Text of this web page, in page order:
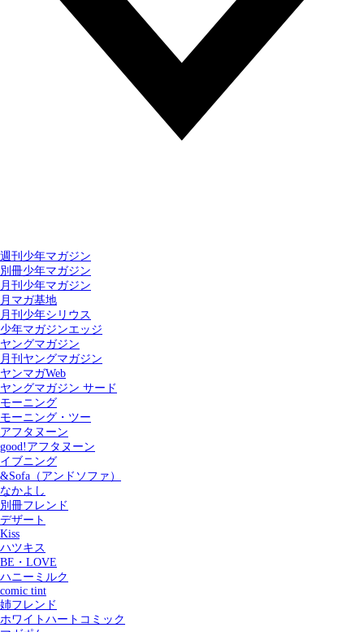
週刊少年マガジン
別冊少年マガジン
月刊少年マガジン
月マガ基地
月刊少年シリウス
少年マガジンエッジ
ヤングマガジン
月刊ヤングマガジン
ヤンマガWeb
ヤングマガジン サード
モーニング
モーニング・ツー
アフタヌーン
good!アフタヌーン
イブニング
&Sofa（アンドソファ）
なかよし
別冊フレンド
デザート
Kiss
ハツキス
BE・LOVE
ハニーミルク
comic tint
姉フレンド
ホワイトハートコミック